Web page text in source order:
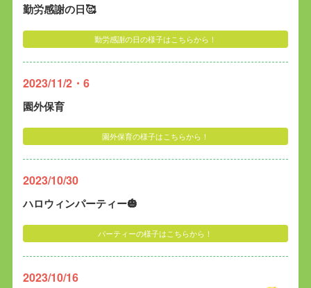
勤労感謝の日🥰
勤労感謝の日の様子はこちらから！
2023/11/2・6
園外保育
園外保育の様子はこちらから！
2023/10/30
ハロウィンパーティー🎃
パーティーの様子はこちらから！
2023/10/16